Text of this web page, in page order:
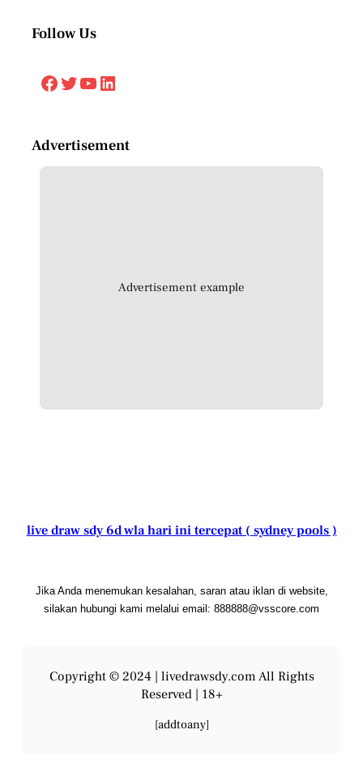
Follow Us
Facebook Twitter YouTube LinkedIn
Advertisement
Advertisement example
live draw sdy 6d wla hari ini tercepat ( sydney pools )
Jika Anda menemukan kesalahan, saran atau iklan di website,
silakan hubungi kami melalui email: 888888@vsscore.com
Copyright © 2024 | livedrawsdy.com All Rights
Reserved | 18+
[addtoany]